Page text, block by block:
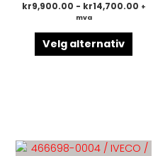
kr9,900.00 - kr14,700.00 +
mva
Velg alternativ
på